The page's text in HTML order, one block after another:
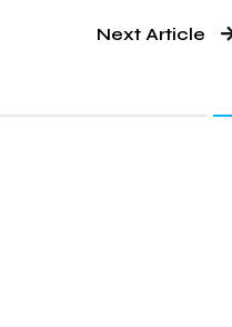
Next Article